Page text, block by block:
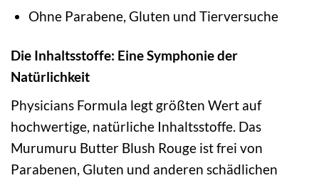
Ohne Parabene, Gluten und Tierversuche
Die Inhaltsstoffe: Eine Symphonie der
Natürlichkeit
Physicians Formula legt größten Wert auf
hochwertige, natürliche Inhaltsstoffe. Das
Murumuru Butter Blush Rouge ist frei von
Parabenen, Gluten und anderen schädlichen